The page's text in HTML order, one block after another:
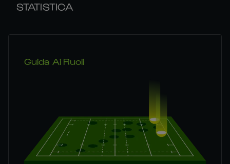
STATISTICA
Guida Ai Ruoli